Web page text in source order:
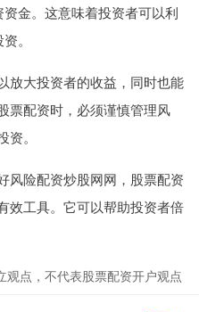
金。这意味着投资者可以利
。
放大投资者的收益，同时也能
票配资时，必须谨慎管理风
。
风险配资炒股网网，股票配资
效工具。它可以帮助投资者倍
观点，不代表股票配资开户观点